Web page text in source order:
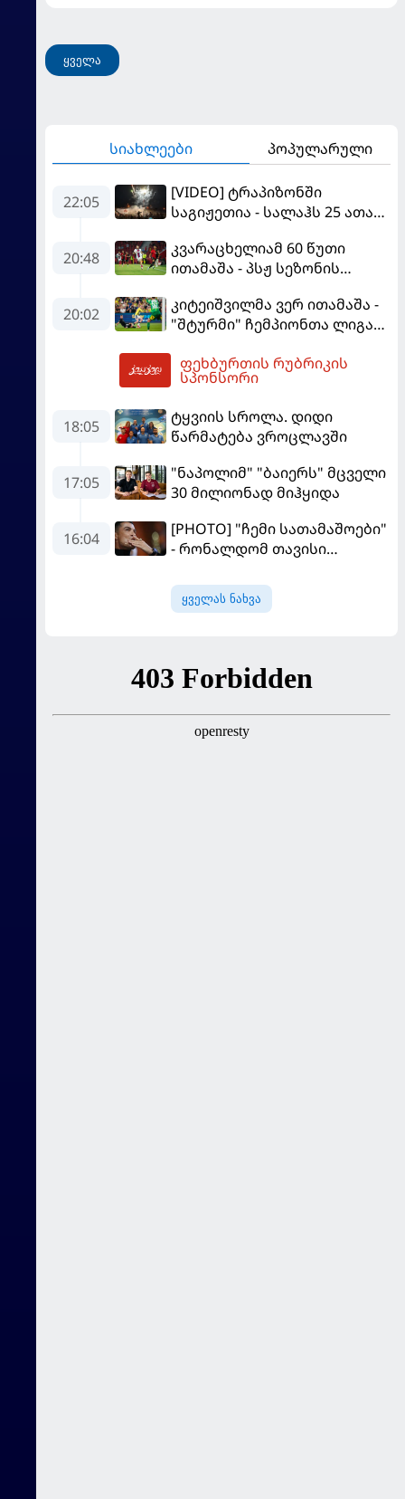
ყველა
სიახლეები პოპულარული
22:05
[VIDEO] ტრაპიზონში
საგიჟეთია - სალაჰს 25 ათასი
20:48
კვარაცხელიამ 60 წუთი
ითამაშა - პსჟ სეზონის
"მალიორკასთან"
დამარცხდა
20:02
კიტეიშვილმა ვერ ითამაშა -
"შტურმი" ჩემპიონთა ლიგაზე
დამარცხდა
ფეხბურთის რუბრიკის
სპონსორი
18:05
ტყვიის სროლა. დიდი
წარმატება ვროცლავში
17:05
"ნაპოლიმ" "ბაიერს" მცველი
30 მილიონად მიჰყიდა
16:04
[PHOTO] "ჩემი სათამაშოები"
- რონალდომ თავისი
ყველას ნახვა